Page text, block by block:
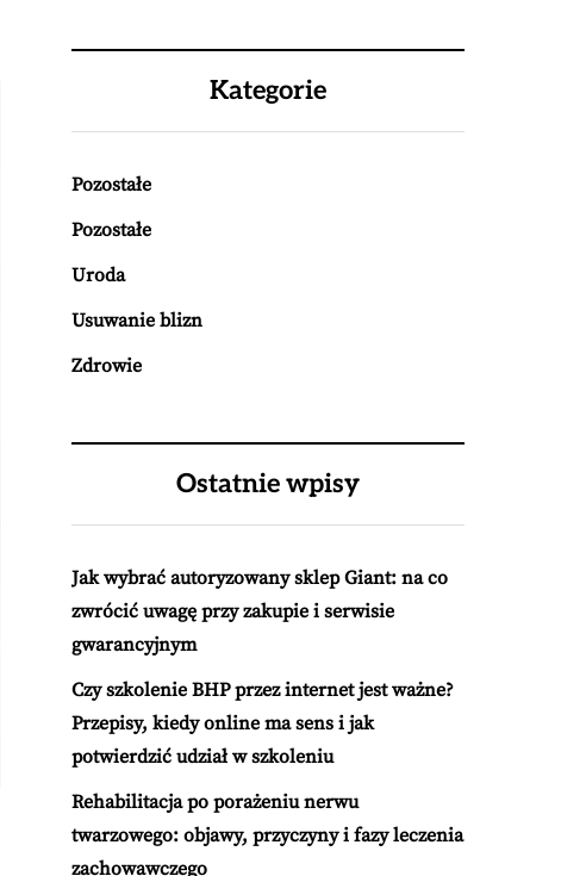
Kategorie
Pozostałe
Pozostałe
Uroda
Usuwanie blizn
Zdrowie
Ostatnie wpisy
Jak wybrać autoryzowany sklep Giant: na co
zwrócić uwagę przy zakupie i serwisie
gwarancyjnym
Czy szkolenie BHP przez internet jest ważne?
Przepisy, kiedy online ma sens i jak
potwierdzić udział w szkoleniu
Rehabilitacja po porażeniu nerwu
twarzowego: objawy, przyczyny i fazy leczenia
zachowawczego